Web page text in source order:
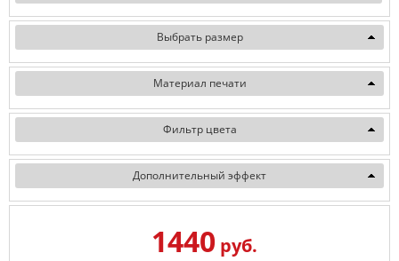
Выбрать размер
Материал печати
Фильтр цвета
Дополнительный эффект
1440руб.